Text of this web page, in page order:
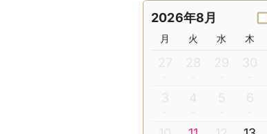
2026年8月
月 火 水 木
27 28 29 30
3 4 5 6